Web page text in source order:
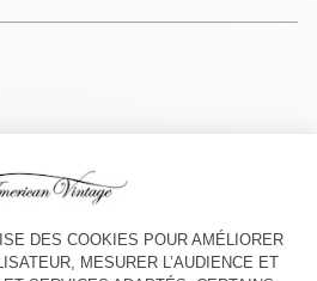
voir l''itinéraire